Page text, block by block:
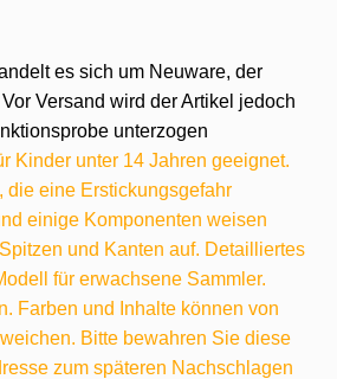
es sich um Neuware, der
Versand wird der Artikel jedoch
unterzogen
Kinder unter 14 Jahren geeignet.
die eine Erstickungsgefahr
einige Komponenten weisen
und Kanten auf. Detailliertes
für erwachsene Sammler.
Farben und Inhalte können von
Bitte bewahren Sie diese
zum späteren Nachschlagen